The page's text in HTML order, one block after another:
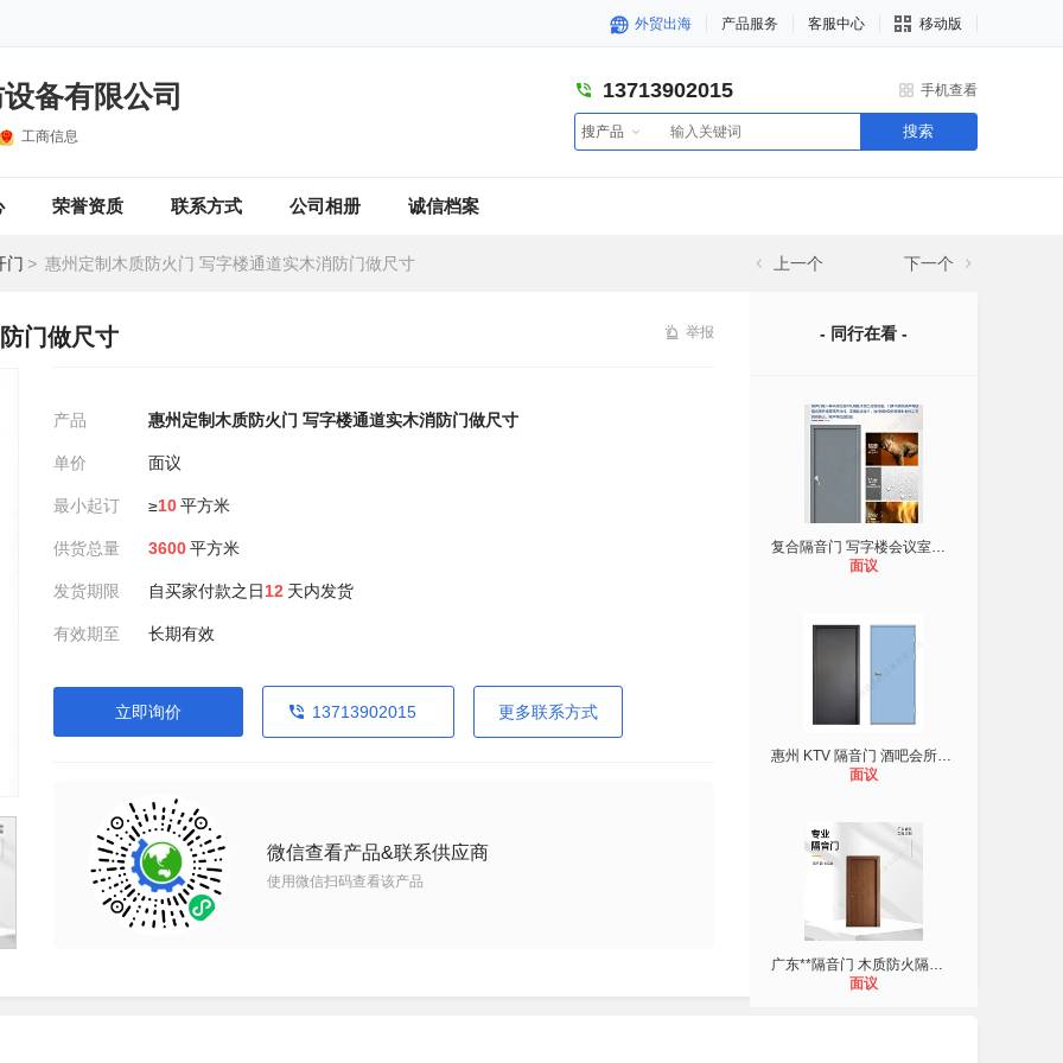
外贸出海 产品服务 客服中心 移动版
备有限公司
工商信息
13713902015 手机查看
搜产品 搜索
荣誉资质 联系方式 公司相册 诚信档案
门 > 惠州定制木质防火门 写字楼通道实木消防门做尺寸 上一个 下一个
门做尺寸 举报
产品 惠州定制木质防火门 写字楼通道实木消防门做尺寸
单价 面议
最小起订 ≥10平方米
供货总量 3600平方米
发货期限 自买家付款之日12 天内发货
有效期至 长期有效
立即询价 13713902015 更多联系方式
微信查看产品&联系供应商
使用微信扫码查看该产品
- 同行在看 -
复合隔音门 写字楼会议室钢质隔声门
面议
惠州 KTV 隔音门 酒吧会所**钢质隔
面议
广东**隔音门 木质防火隔音门厂家
面议